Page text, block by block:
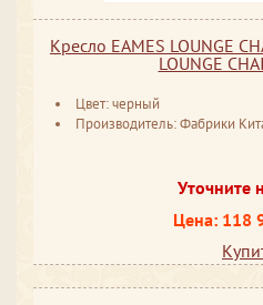
Кресло EAMES LOUNGE
LOUNGE
Цвет: черный
Производитель: Фабрики
Уточните
Цена: 118